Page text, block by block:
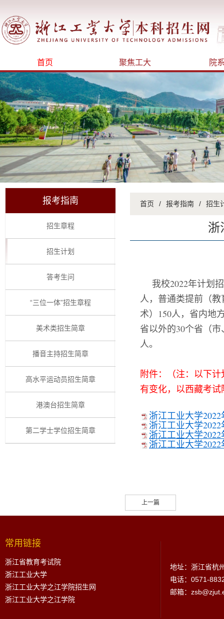
首页 聚焦工大 院
报考指南
招生章程
招生计划
答考生问
“三位一体”招生章程
美术类招生简章
播音主持招生简章
高水平运动员招生简章
港澳台招生简章
第二学士学位招生简章
首页 / 报考指南 / 招生
浙
我校2022年计划
人，普通类提前（
术）150人，省内地
省以外的30个省（
人。
附件：（注：以下
有变化，以西藏考
浙江工业大学
浙江工业大学
浙江工业大学
浙江工业大学
上一篇
常用链接
浙江省教育考试院
浙江工业大学
浙江工业大学之江学院招生网
浙江工业大学之江学院
地址：浙江省杭
电话：0571-
邮箱：